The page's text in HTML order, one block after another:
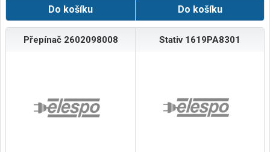
Do košíku
Do košíku
Přepínač 2602098008 Stativ 1619PA8301